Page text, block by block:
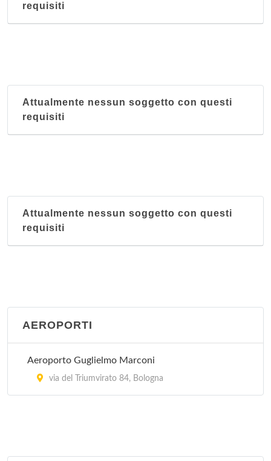
requisiti
Attualmente nessun soggetto con questi
requisiti
Attualmente nessun soggetto con questi
requisiti
AEROPORTI
Aeroporto Guglielmo Marconi
via del Triumvirato 84, Bologna